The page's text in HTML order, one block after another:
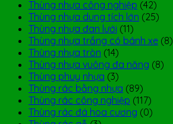
Thùng nhựa công nghiệp (42)
Thùng nhựa dung tích lớn (25)
Thùng nhựa đan lưới (11)
Thùng nhựa trắng có bánh xe (8)
Thùng nhựa tròn (14)
Thùng nhựa vuông đa năng (8)
Thùng phuy nhựa (3)
Thùng rác bằng nhựa (89)
Thùng rác công nghiệp (117)
Thùng rác đá hoa cương (0)